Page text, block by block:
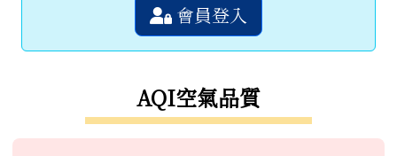
會員登入
AQI空氣品質